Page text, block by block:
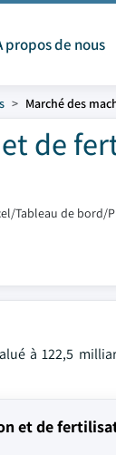
propos de nous
Marché des
de
Tableau de bord/
à 122,5
et de